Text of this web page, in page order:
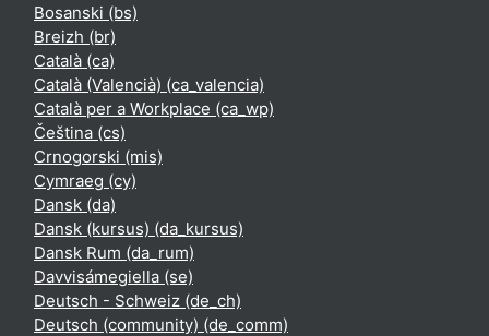
Bosanski ‎(bs)‎
Breizh ‎(br)‎
Català ‎(ca)‎
Català (Valencià) ‎(ca_valencia)‎
Català per a Workplace ‎(ca_wp)‎
Čeština ‎(cs)‎
Crnogorski ‎(mis)‎
Cymraeg ‎(cy)‎
Dansk ‎(da)‎
Dansk (kursus) ‎(da_kursus)‎
Dansk Rum ‎(da_rum)‎
Davvisámegiella ‎(se)‎
Deutsch - Schweiz ‎(de_ch)‎
Deutsch (community) ‎(de_comm)‎